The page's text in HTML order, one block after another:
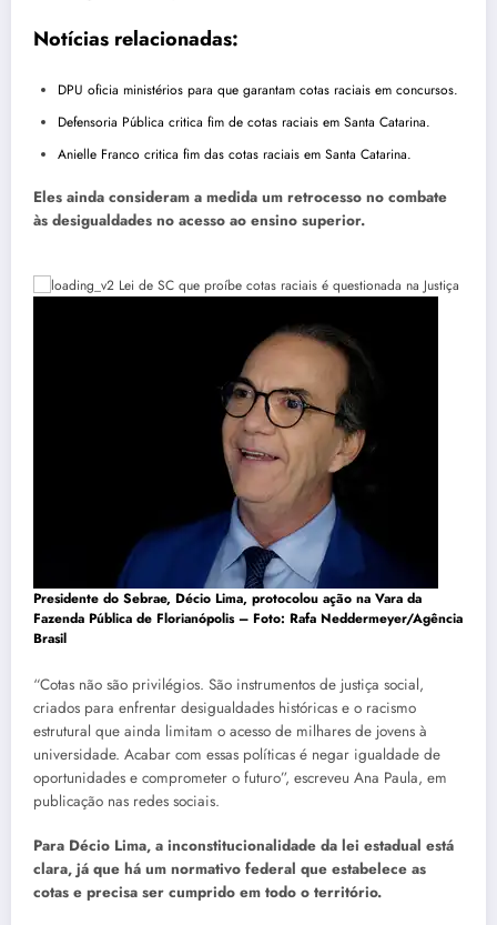
Notícias relacionadas:
DPU oficia ministérios para que garantam cotas raciais em concursos.
Defensoria Pública critica fim de cotas raciais em Santa Catarina.
Anielle Franco critica fim das cotas raciais em Santa Catarina.
Eles ainda consideram a medida um retrocesso no combate
às desigualdades no acesso ao ensino superior.
Presidente do Sebrae, Décio Lima, protocolou ação na Vara da
Fazenda Pública de Florianópolis – Foto: Rafa Neddermeyer/Agência
Brasil
“Cotas não são privilégios. São instrumentos de justiça social,
criados para enfrentar desigualdades históricas e o racismo
estrutural que ainda limitam o acesso de milhares de jovens à
universidade. Acabar com essas políticas é negar igualdade de
oportunidades e comprometer o futuro”, escreveu Ana Paula, em
publicação nas redes sociais.
Para Décio Lima, a inconstitucionalidade da lei estadual está
clara, já que há um normativo federal que estabelece as
cotas e precisa ser cumprido em todo o território.